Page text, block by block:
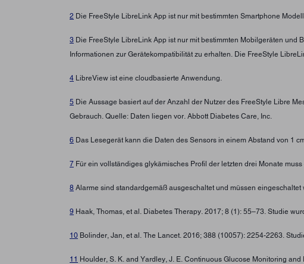
2 Die FreeStyle LibreLink App ist nur mit bestimmten Smartphone
3 Die FreeStyle LibreLink App ist nur mit bestimmten Mobilgeräten
Informationen zur Gerätekompatibilität zu erhalten. Die FreeStyle
4 LibreView ist eine cloudbasierte Anwendung.
5 Die Aussage basiert auf der Anzahl der Nutzer des FreeStyle Libre
Gebrauch. Quelle: Daten liegen vor. Abbott Diabetes Care, Inc.
6 Das Lesegerät kann die Daten des Sensors in einem Abstand von 1
7 Für ein vollständiges glykämisches Profil der letzten drei Monate
8 Alarme sind standardgemäß ausgeschaltet und müssen eingeschaltet
9 Haak, Thomas, et al. Diabetes Therapy. 2017; 8 (1): 55–73. Studie
10 Bolinder, Jan, et al. The Lancet. 2016; 388 (10057): 2254-2263.
11 Houlder, S. K. and Yardley, J. E. Continuous Glucose Monitoring